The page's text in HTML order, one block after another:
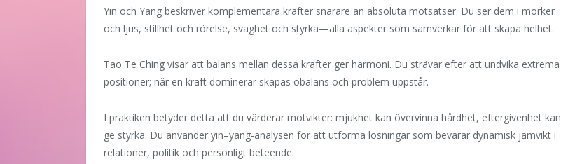
Yin och Yang beskriver komplementära krafter snarare än absoluta motsatser. Du ser dem i mörker
och ljus, stillhet och rörelse, svaghet och styrka—alla aspekter som samverkar för att skapa helhet.
Tao Te Ching visar att balans mellan dessa krafter ger harmoni. Du strävar efter att undvika extrema
positioner; när en kraft dominerar skapas obalans och problem uppstår.
I praktiken betyder detta att du värderar motvikter: mjukhet kan övervinna hårdhet, eftergivenhet kan
ge styrka. Du använder yin–yang-analysen för att utforma lösningar som bevarar dynamisk jämvikt i
relationer, politik och personligt beteende.